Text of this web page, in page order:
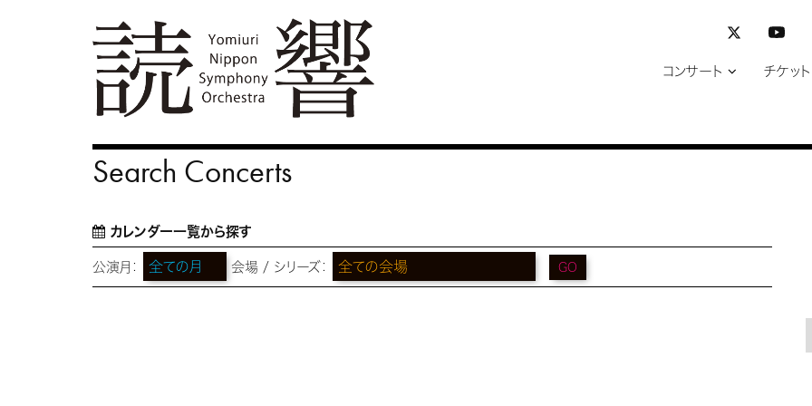
コンサート チケット
Search Concerts
カレンダー一覧から探す
公演月： 会場 / シリーズ： GO